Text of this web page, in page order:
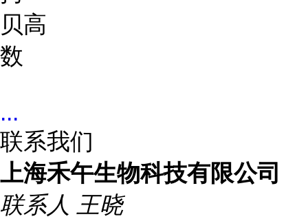
贝
数
高
...
联系我们
上海禾午生物科技有限公司
联系人 王晓